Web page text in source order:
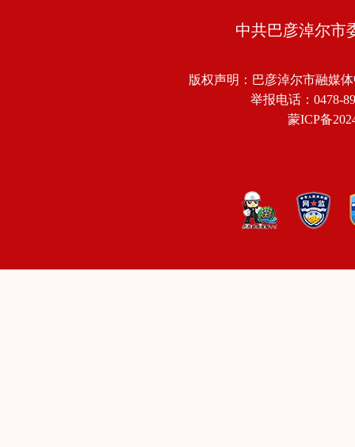
中共巴彦淖尔市
版权声明：巴彦淖尔市融媒
举报电话：0478-
蒙ICP备